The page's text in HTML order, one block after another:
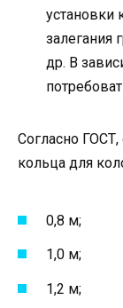
установки
залегания
др. В
Согласно
кольца для
0,8 м;
1,0 м;
1,2 м;